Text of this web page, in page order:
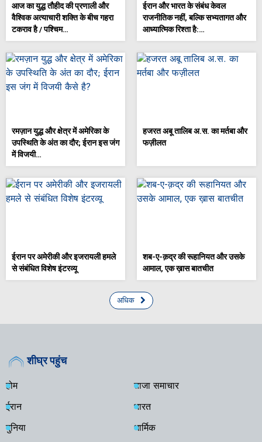
आज का युद्ध तौहीद की प्रणाली और
वैश्विक अत्याचारी शक्ति के बीच गहरा
टकराव है / पश्चिम…
ईरान और भारत के संबंध केवल
राजनीतिक नहीं, बल्कि सभ्यतागत और
आध्यात्मिक रिश्ता है:…
रमज़ान युद्ध और क्षेत्र में अमेरिका के
उपस्थिति के अंत का दौर; ईरान इस जंग
में विजयी…
हजरत अबू तालिब अ.स. का मर्तबा और
फज़ीलत
ईरान पर अमेरीकी और इजरायली हमले
से संबंधित विशेष इंटरव्यू
शब-ए-क़द्र की रूहानियत और उसके
आमाल, एक ख़ास बातचीत
अधिक
शीघ्र पहुंच
होम
ताजा समाचार
ईरान
भारत
दुनिया
धार्मिक